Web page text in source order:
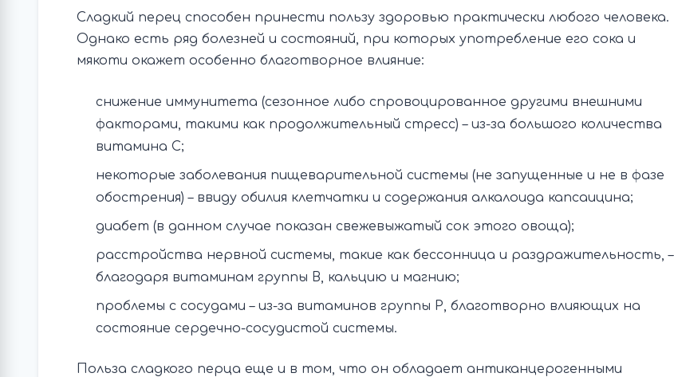
Сладкий перец способен принести пользу здоровью практически любого человека.
Однако есть ряд болезней и состояний, при которых употребление его сока и
мякоти окажет особенно благотворное влияние:
снижение иммунитета (сезонное либо спровоцированное другими внешними
факторами, такими как продолжительный стресс) – из-за большого количества
витамина С;
некоторые заболевания пищеварительной системы (не запущенные и не в фазе
обострения) – ввиду обилия клетчатки и содержания алкалоида капсаицина;
диабет (в данном случае показан свежевыжатый сок этого овоща);
расстройства нервной системы, такие как бессонница и раздражительность, –
благодаря витаминам группы В, кальцию и магнию;
проблемы с сосудами – из-за витаминов группы Р, благотворно влияющих на
состояние сердечно-сосудистой системы.
Польза сладкого перца еще и в том, что он обладает антиканцерогенными